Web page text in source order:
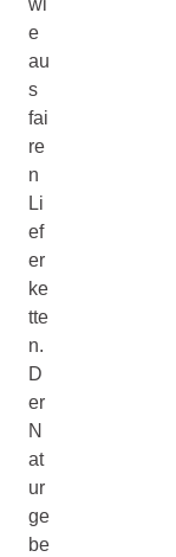
wi
e
au
s
fai
re
n
Li
ef
er
ke
tte
n.
D
er
N
at
ur
ge
be